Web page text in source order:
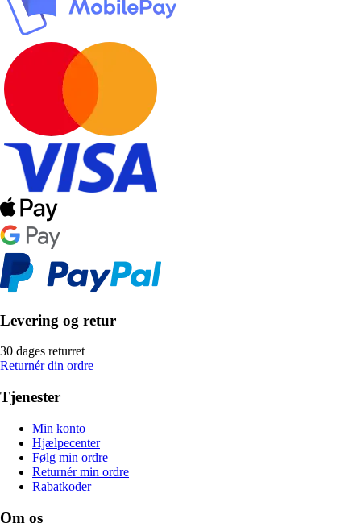
Levering og retur
30 dages returret
Returnér din ordre
Tjenester
Min konto
Hjælpecenter
Følg min ordre
Returnér min ordre
Rabatkoder
Om os